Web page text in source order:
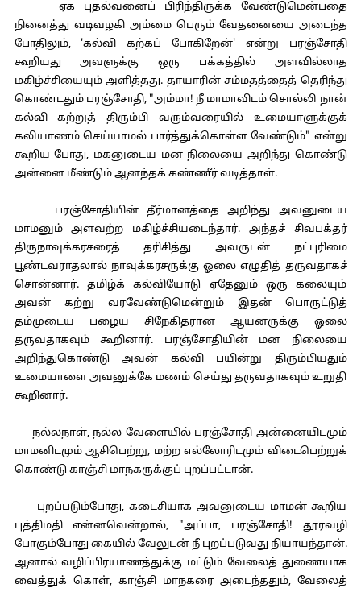
ஏக புதல்வனைப் பிரிந்திருக்க வேண்டுமென்பதை
நினைத்து வடிவழகி அம்மை பெரும் வேதனையை அடைந்த
போதிலும், 'கல்வி கற்கப் போகிறேன்' என்று பரஞ்சோதி
கூறியது அவளுக்கு ஒரு பக்கத்தில் அளவில்லாத
மகிழ்ச்சியையும் அளித்தது. தாயாரின் சம்மதத்தைத் தெரிந்து
கொண்டதும் பரஞ்சோதி, "அம்மா! நீ மாமாவிடம் சொல்லி நான்
கல்வி கற்றுத் திரும்பி வரும்வரையில் உமையாளுக்குக்
கலியாணம் செய்யாமல் பார்த்துக்கொள்ள வேண்டும்" என்று
கூறிய போது, மகனுடைய மன நிலையை அறிந்து கொண்டு
அன்னை மீண்டும் ஆனந்தக் கண்ணீர் வடித்தாள்.
பரஞ்சோதியின் தீர்மானத்தை அறிந்து அவனுடைய
மாமனும் அளவற்ற மகிழ்ச்சியடைந்தார். அந்தச் சிவபக்தர்
திருநாவுக்கரசரைத் தரிசித்து அவருடன் நட்புரிமை
பூண்டவராதலால் நாவுக்கரசருக்கு ஓலை எழுதித் தருவதாகச்
சொன்னார். தமிழ்க் கல்வியோடு ஏதேனும் ஒரு கலையும்
அவன் கற்று வரவேண்டுமென்றும் இதன் பொருட்டுத்
தம்முடைய பழைய சிநேகிதரான ஆயனருக்கு ஓலை
தருவதாகவும் கூறினார். பரஞ்சோதியின் மன நிலையை
அறிந்துகொண்டு அவன் கல்வி பயின்று திரும்பியதும்
உமையாளை அவனுக்கே மணம் செய்து தருவதாகவும் உறுதி
கூறினார்.
நல்லநாள், நல்ல வேளையில் பரஞ்சோதி அன்னையிடமும்
மாமனிடமும் ஆசிபெற்று, மற்ற எல்லோரிடமும் விடைபெற்றுக்
கொண்டு காஞ்சி மாநகருக்குப் புறப்பட்டான்.
புறப்படும்போது, கடைசியாக அவனுடைய மாமன் கூறிய
புத்திமதி என்னவென்றால், "அப்பா, பரஞ்சோதி! தூரவழி
போகும்போது கையில் வேலுடன் நீ புறப்படுவது நியாயந்தான்.
ஆனால் வழிப்பிரயாணத்துக்கு மட்டும் வேலைத் துணையாக
வைத்துக் கொள், காஞ்சி மாநகரை அடைந்ததும், வேலைத்